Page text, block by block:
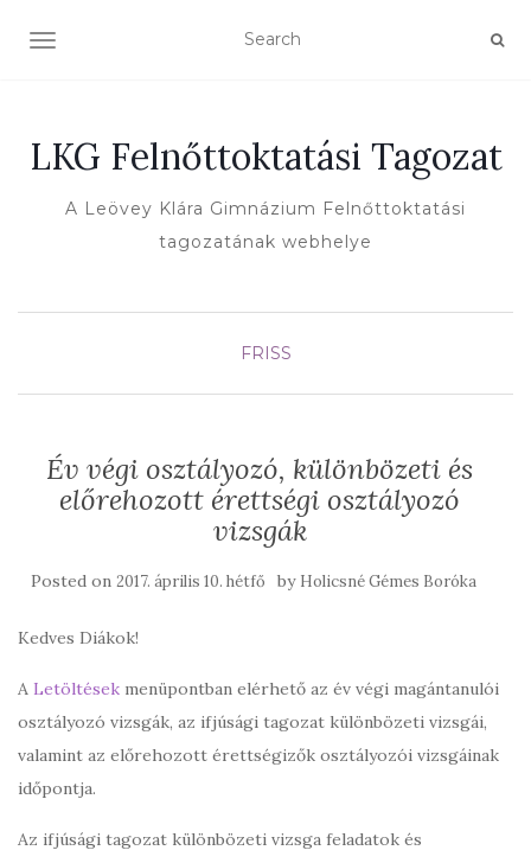
TOGGLE NAVIGATION
LKG Felnőttoktatási Tagozat
A Leövey Klára Gimnázium Felnőttoktatási
tagozatának webhelye
FRISS
Év végi osztályozó, különbözeti és
előrehozott érettségi osztályozó
vizsgák
Posted on 2017. április 10. hétfő by Holicsné Gémes Boróka
Kedves Diákok!
A Letöltések menüpontban elérhető az év végi magántanulói
osztályozó vizsgák, az ifjúsági tagozat különbözeti vizsgái,
valamint az előrehozott érettségizők osztályozói vizsgáinak
időpontja.
Az ifjúsági tagozat különbözeti vizsga feladatok és